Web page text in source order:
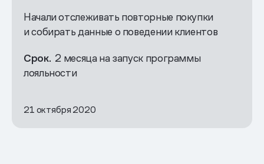
Начали отслеживать повторные покупки
и собирать данные о поведении клиентов
Срок. 2 месяца на запуск программы
лояльности
21 октября 2020